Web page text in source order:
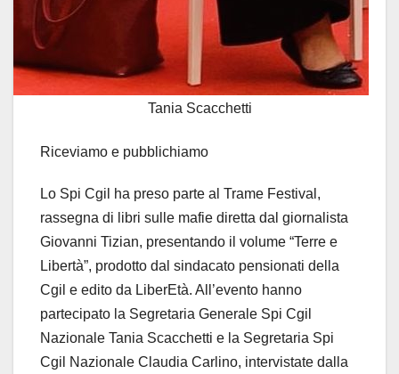
Tania Scacchetti
Riceviamo e pubblichiamo
Lo Spi Cgil ha preso parte al Trame Festival,
rassegna di libri sulle mafie diretta dal giornalista
Giovanni Tizian, presentando il volume “Terre e
Libertà”, prodotto dal sindacato pensionati della
Cgil e edito da LiberEtà. All’evento hanno
partecipato la Segretaria Generale Spi Cgil
Nazionale Tania Scacchetti e la Segretaria Spi
Cgil Nazionale Claudia Carlino, intervistate dalla